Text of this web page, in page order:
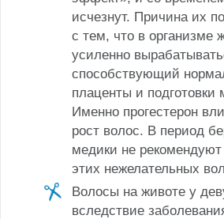
исчезнут. Причина их
с тем, что в организме
усиленно
способствующий
плаценты и подготовки
Именно прогестерон
рост волос. В период
медики не рекомендуют
этих нежелательных
Волосы на животе у
вследствие